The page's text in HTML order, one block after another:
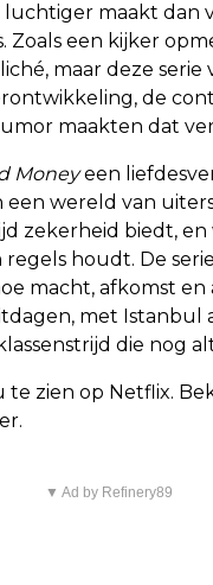
maakt dan
Zoals een kijker
maar deze serie
de
maakten dat
Moneyeen
een wereld van
zekerheid biedt, en
regels houdt. De
macht, afkomst en
met Istanbul
die nog
te zien op Netflix.
▼ Ad by Refinery89